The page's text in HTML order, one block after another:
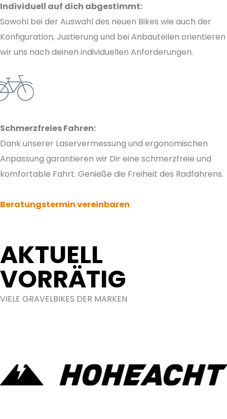
Individuell auf dich abgestimmt:
Sowohl bei der Auswahl des neuen Bikes wie auch der
Konfiguration, Justierung und bei Anbauteilen orientieren
wir uns nach deinen individuellen Anforderungen.
Schmerzfreies Fahren:
Dank unserer Laservermessung und ergonomischen
Anpassung garantieren wir Dir eine schmerzfreie und
komfortable Fahrt. Genieße die Freiheit des Radfahrens.
Beratungstermin vereinbaren
AKTUELL
VORRÄTIG
VIELE GRAVELBIKES DER MARKEN